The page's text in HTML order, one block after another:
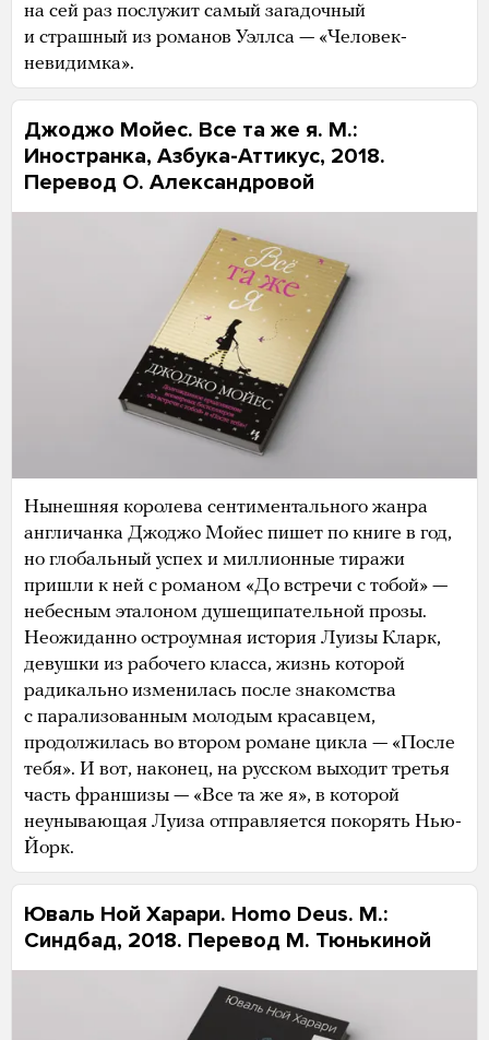
на сей раз послужит самый загадочный
и страшный из романов Уэллса — «Человек-
невидимка».
Джоджо Мойес. Все та же я. М.:
Иностранка, Азбука-Аттикус, 2018.
Перевод О. Александровой
Нынешняя королева сентиментального жанра
англичанка Джоджо Мойес пишет по книге в год,
но глобальный успех и миллионные тиражи
пришли к ней с романом «До встречи с тобой» —
небесным эталоном душещипательной прозы.
Неожиданно остроумная история Луизы Кларк,
девушки из рабочего класса, жизнь которой
радикально изменилась после знакомства
с парализованным молодым красавцем,
продолжилась во втором романе цикла — «После
тебя». И вот, наконец, на русском выходит третья
часть франшизы — «Все та же я», в которой
неунывающая Луиза отправляется покорять Нью-
Йорк.
Юваль Ной Харари. Homo Deus. М.:
Синдбад, 2018. Перевод М. Тюнькиной